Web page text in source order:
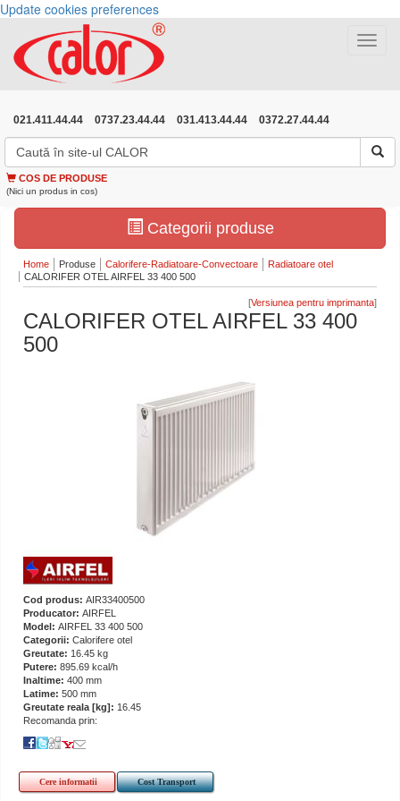
Update cookies preferences
Toggle
021.411.44.44 0737.23.44.44 031.413.44.44 0372.27.44.44
COS DE PRODUSE
(Nici un produs in cos)
Categorii produse
Home Produse Calorifere-Radiatoare-Convectoare
Radiatoare otel
CALORIFER OTEL AIRFEL 33 400 500
[ ]
CALORIFER OTEL AIRFEL 33 400
500
Cod produs: AIR33400500
Producator: AIRFEL
Model: AIRFEL 33 400 500
Categorii: Calorifere otel
Greutate: 16.45 kg
Putere: 895.69 kcal/h
Inaltime: 400 mm
Latime: 500 mm
Greutate reala [kg]: 16.45
Recomanda prin:
Cere informatii Cost Transport